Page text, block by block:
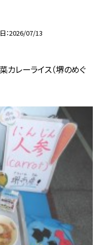
2026/07/13
レーライス（堺のめぐ